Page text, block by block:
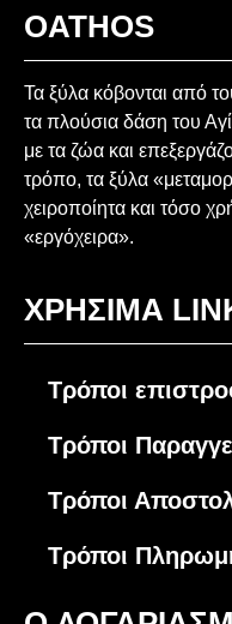
OATHOS
Τα ξύλα κόβονται από
τα πλούσια δάση του
με τα ζώα και
τρόπο, τα ξύλα
χειροποίητα και τόσο
«εργόχειρα».
ΧΡΗΣΙΜΑ
Τρόποι
Τρόποι
Τρόποι
Τρόποι